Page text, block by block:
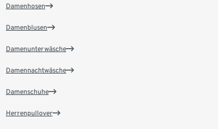
Damenhosen
Damenblusen
Damenunterwäsche
Damennachtwäsche
Damenschuhe
Herrenpullover